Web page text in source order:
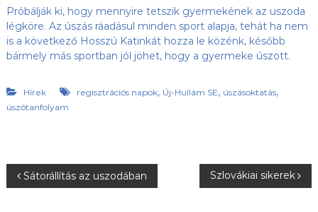
Próbálják ki, hogy mennyire tetszik gyermekének az uszoda
légköre. Az úszás ráadásul minden sport alapja, tehát ha nem
is a következő Hosszú Katinkát hozza le közénk, később
bármely más sportban jól jöhet, hogy a gyermeke úszott.
Hírek regisztrációs napok, Új-Hullám SE, úszásoktatás,
úszótanfolyam
B Sátorállítás az uszodában Szlovákiai sikerek